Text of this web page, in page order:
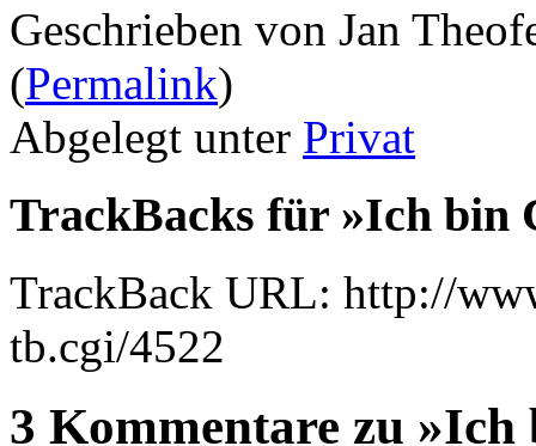
Geschrieben von Jan
(Permalink)
Abgelegt unter Privat
TrackBacks für »Ich bin
TrackBack URL: http://
tb.cgi/4522
3 Kommentare zu »Ich